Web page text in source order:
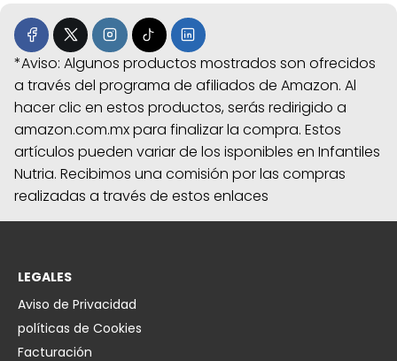
*Aviso: Algunos productos mostrados son ofrecidos
a través del programa de afiliados de Amazon. Al
hacer clic en estos productos, serás redirigido a
amazon.com.mx para finalizar la compra. Estos
artículos pueden variar de los isponibles en Infantiles
Nutria. Recibimos una comisión por las compras
realizadas a través de estos enlaces
LEGALES
Aviso de Privacidad
políticas de Cookies
Facturación